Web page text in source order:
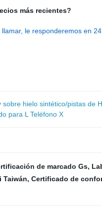
más recientes?
le responderemos en
sobre hielo sintético/pistas de
para L Teléfono X
de marcado Gs,
Taiwán, Certificado de